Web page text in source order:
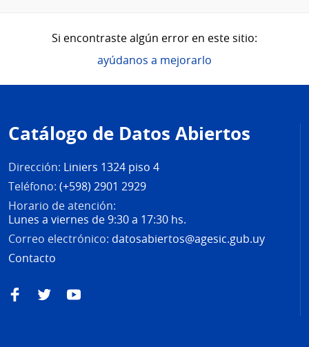
Si encontraste algún error en este sitio:
ayúdanos a mejorarlo
de
página
Catálogo de Datos Abiertos
Dirección: Liniers 1324 piso 4
Teléfono: (+598) 2901 2929
Horario de atención:
Lunes a viernes de 9:30 a 17:30 hs.
Correo electrónico: datosabiertos@agesic.gub.uy
Contacto
FacebookTwitterYouTube